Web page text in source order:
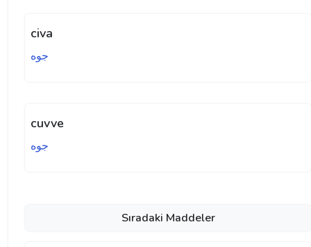
civa
جوه
cuvve
جوه
Sıradaki Maddeler